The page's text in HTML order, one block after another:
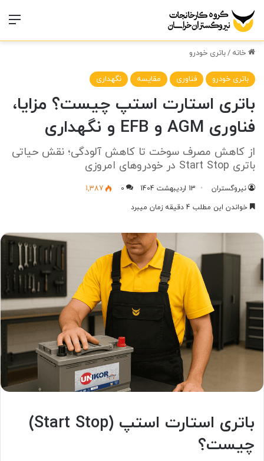
خانه /باتری خودرو
باتری خودرو فناوری مقایسه نگهداری
باتری استارت استپ چیست؟ مزایا،
فناوری AGM و EFB و نگهداری
از کاهش مصرف سوخت تا کاهش آلودگی؛ نقش حیاتی
باتری Start Stop در خودروهای امروزی
نیروگستران 13 اردیبهشت 1404 0
1,387
خواندن این مطلب 4 دقیقه زمان میبرد
باتری استارت استپ (Start Stop)
چیست؟